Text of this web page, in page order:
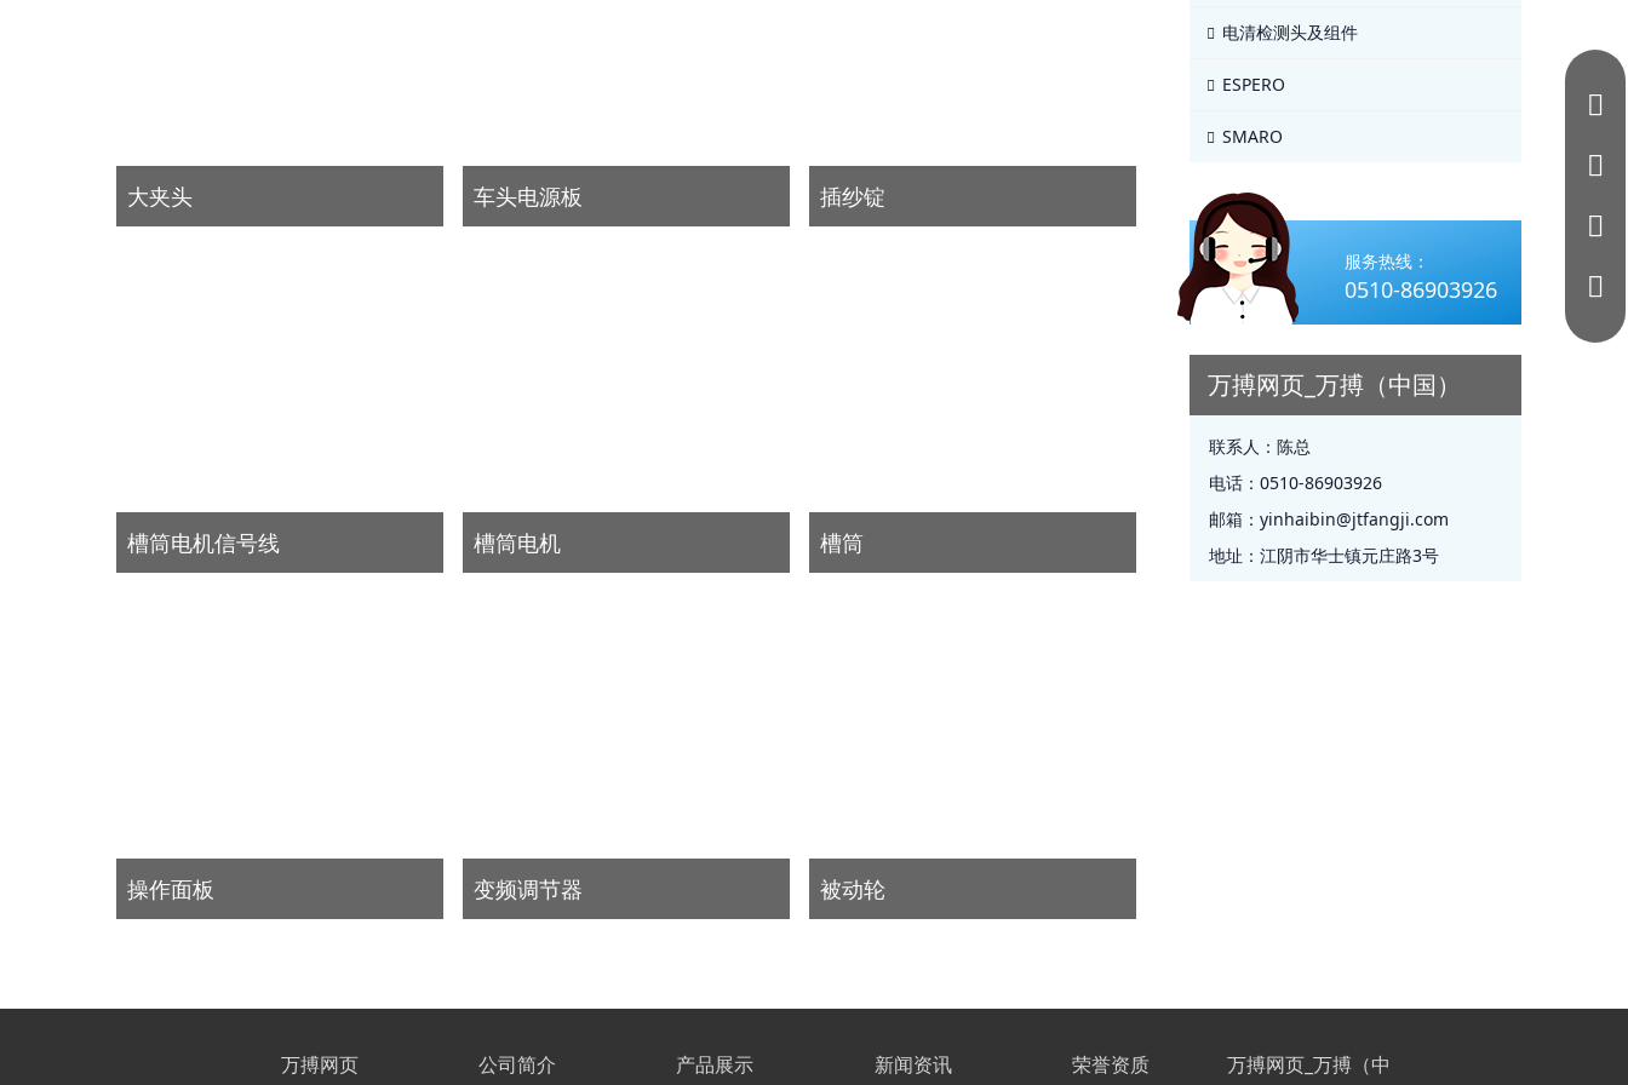
大夹头 车头电源板 插纱锭
槽筒电机信号线 槽筒电机 槽筒
操作面板 变频调节器 被动轮
电清检测头及组件
ESPERO
SMARO
服务热线：
0510-86903926
万搏网页_万搏（中国）
联系人： 陈总
电话： 0510-86903926
邮箱： yinhaibin@jtfangji.com
地址： 江阴市华士镇元庄路3号
万搏网页 公司简介 产品展示 新闻资讯 荣誉资质 万搏网页_万搏（中